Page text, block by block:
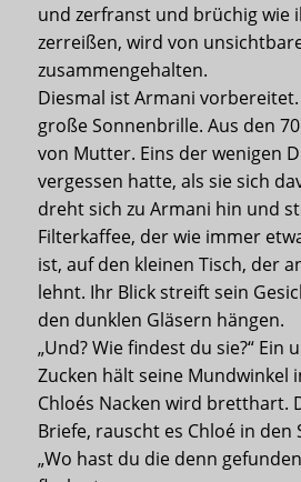
und zerfranst und brüchig wie
zerreißen, wird von
zusammengehalten.
Diesmal ist Armani
große Sonnenbrille. Aus den
von Mutter. Eins der wenigen
vergessen hatte, als sie sich
dreht sich zu Armani hin und
Filterkaffee, der wie immer
ist, auf den kleinen Tisch, der
lehnt. Ihr Blick streift sein
den dunklen Gläsern hängen.
„Und? Wie findest du sie?“ Ein
Zucken hält seine Mundwinkel
Chloés Nacken wird bretthart.
Briefe, rauscht es Chloé in den
„Wo hast du die denn